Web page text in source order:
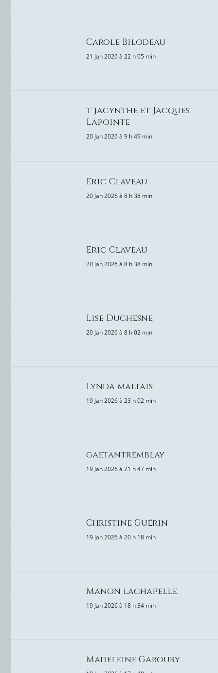
Carole Bilodeau
21 Jan 2026 à 22 h 05 min
t jacynthe et Jacques
Lapointe
20 Jan 2026 à 9 h 49 min
Eric Claveau
20 Jan 2026 à 8 h 38 min
Eric Claveau
20 Jan 2026 à 8 h 38 min
Lise Duchesne
20 Jan 2026 à 8 h 02 min
Lynda maltais
19 Jan 2026 à 23 h 02 min
gaetantremblay
19 Jan 2026 à 21 h 47 min
Christine Guérin
19 Jan 2026 à 20 h 18 min
Manon lachapelle
19 Jan 2026 à 18 h 34 min
Madeleine Gaboury